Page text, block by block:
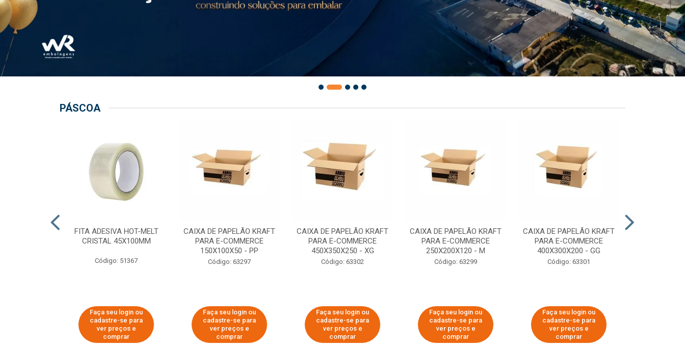
PÁSCOA
FITA ADESIVA HOT-MELT
CRISTAL 45X100MM
Código: 51367
Faça seu login ou
cadastre-se para
ver preços e
comprar
CAIXA DE PAPELÃO KRAFT
PARA E-COMMERCE
150X100X50 - PP
Código: 63297
Faça seu login ou
cadastre-se para
ver preços e
comprar
CAIXA DE PAPELÃO KRAFT
PARA E-COMMERCE
450X350X250 - XG
Código: 63302
Faça seu login ou
cadastre-se para
ver preços e
comprar
CAIXA DE PAPELÃO KRAFT
PARA E-COMMERCE
250X200X120 - M
Código: 63299
Faça seu login ou
cadastre-se para
ver preços e
comprar
CAIXA DE PAPELÃO KRAFT
PARA E-COMMERCE
400X300X200 - GG
Código: 63301
Faça seu login ou
cadastre-se para
ver preços e
comprar